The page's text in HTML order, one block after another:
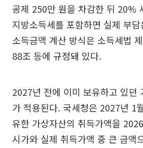
공제 250만 원을 차감한 뒤 20%
지방소득세를 포함하면 실제 부
소득금액 계산 방식은 소득세법
88조 등에 규정돼 있다.
2027년 전에 이미 보유하고 있던
가 적용된다. 국세청은 2027년 1
유한 가상자산의 취득가액을
시가와 실제 취득가액 중 큰 금액